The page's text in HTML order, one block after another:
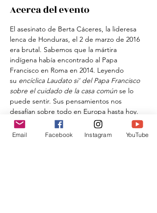
Acerca del evento
El asesinato de Berta Cáceres, la lideresa
lenca de Honduras, el 2 de marzo de 2016
era brutal. Sabemos que la mártira
indígena había encontrado al Papa
Francisco en Roma en 2014. Leyendo
su encíclica Laudato si' del Papa Francisco
sobre el cuidado de la casa común se lo
puede sentir. Sus pensamientos nos
desafían sobre todo en Europa hasta hoy.
Nos desafían no sólo respecto a nuestro
modo de vivir, sino también a nuestro
Email Facebook Instagram YouTube